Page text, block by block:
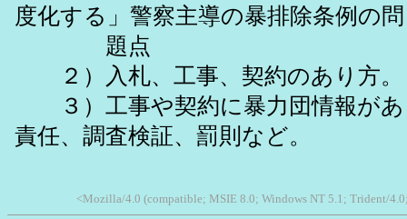
度化する」警察主導の暴排除条例の問
題点
２）入札、工事、契約のあり方。
３）工事や契約に暴力団情報があ
責任、調査検証、罰則など。
<Mozilla/4.0 (compatible; MSIE 8.0; Windows NT 5.1; Trident/